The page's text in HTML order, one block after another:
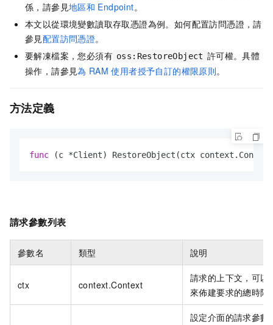
係，請參見地區和 Endpoint。
本文以從環境變數讀取存取憑證為例。如何配置訪問憑證，請
參見配置訪問憑證。
要解凍檔案，您必須有 oss:RestoreObject 許可權。具體
操作，請參見為 RAM 使用者授予自訂的權限原則。
方法定義
func (c *Client) RestoreObject(ctx
請求參數列表
參數名 類型 說明
ctx context.Context
請求的上下文，可以
來佈建要求的總時限
設定介面的請求參數